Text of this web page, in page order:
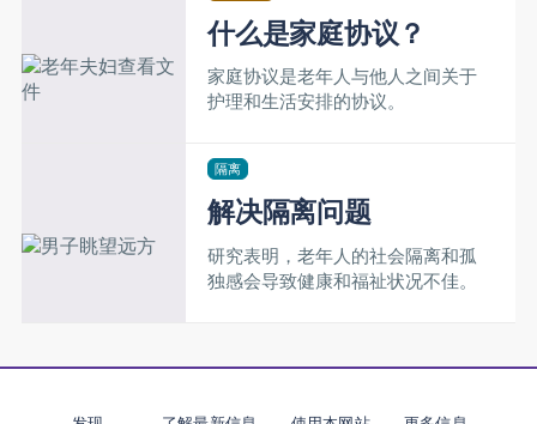
什么是家庭协议？
家庭协议是老年人与他人之间关于
护理和生活安排的协议。
隔离
解决隔离问题
研究表明，老年人的社会隔离和孤
独感会导致健康和福祉状况不佳。